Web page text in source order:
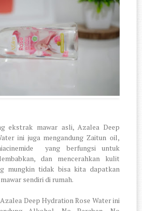
ekstrak mawar asli, Azalea Deep
ini juga mengandung Zaitun oil,
yang berfungsi untuk
dan mencerahkan kulit
mungkin tidak bisa kita dapatkan
sendiri di rumah.
Deep Hydration Rose Water ini